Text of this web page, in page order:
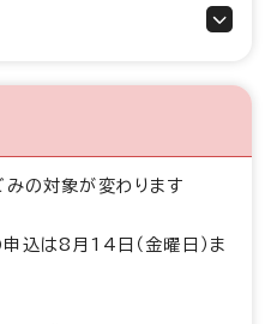
の対象が変わります
込は8月14日（金曜日）ま